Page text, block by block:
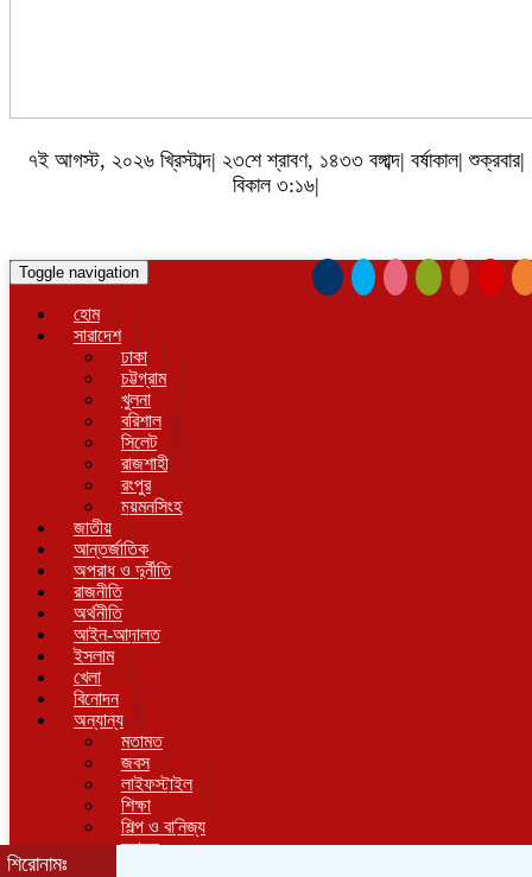
৭ই আগস্ট, ২০২৬ খ্রিস্টাব্দ| ২৩শে শ্রাবণ, ১৪৩৩ বঙ্গাব্দ| বর্ষাকাল| শুক্রবার|
বিকাল ৩:১৬|
Toggle navigation
হোম
সারাদেশ
ঢাকা
চট্টগ্রাম
খুলনা
বরিশাল
সিলেট
রাজশাহী
রংপুর
ময়মনসিংহ
জাতীয়
আন্তর্জাতিক
অপরাধ ও দুর্নীতি
রাজনীতি
অর্থনীতি
আইন-আদালত
ইসলাম
খেলা
বিনোদন
অন্যান্য
মতামত
জবস
লাইফস্টাইল
শিক্ষা
শিল্প ও বানিজ্য
স্বাস্থ্য
শিরোনামঃ